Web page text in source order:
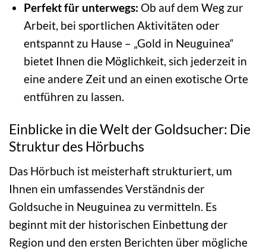
Perfekt für unterwegs: Ob auf dem Weg zur
Arbeit, bei sportlichen Aktivitäten oder
entspannt zu Hause – „Gold in Neuguinea“
bietet Ihnen die Möglichkeit, sich jederzeit in
eine andere Zeit und an einen exotische Orte
entführen zu lassen.
Einblicke in die Welt der Goldsucher: Die
Struktur des Hörbuchs
Das Hörbuch ist meisterhaft strukturiert, um
Ihnen ein umfassendes Verständnis der
Goldsuche in Neuguinea zu vermitteln. Es
beginnt mit der historischen Einbettung der
Region und den ersten Berichten über mögliche